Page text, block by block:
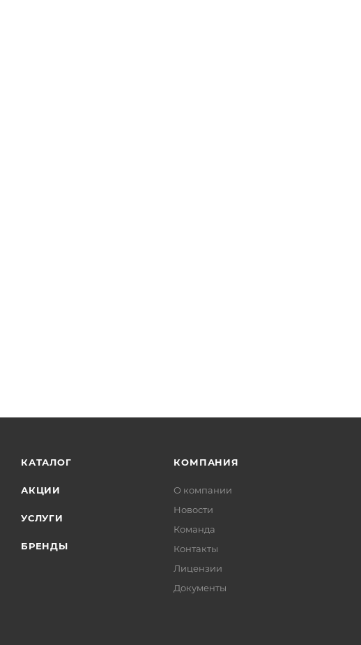
КАТАЛОГ
АКЦИИ
УСЛУГИ
БРЕНДЫ
КОМПАНИЯ
О компании
Новости
Команда
Контакты
Лицензии
Документы